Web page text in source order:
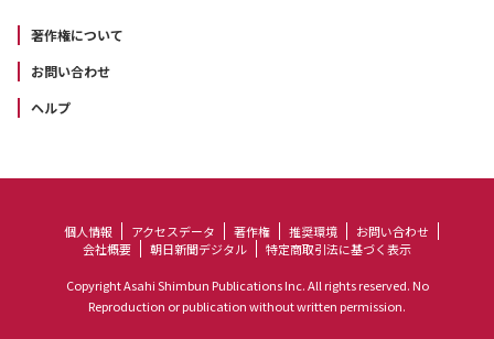
著作権について
お問い合わせ
ヘルプ
個人情報 アクセスデータ 著作権 推奨環境
お問い合わせ
会社概要
朝日新聞デジタル 特定商取引法に基づく表示
Copyright Asahi Shimbun Publications Inc. All rights reserved. No
Reproduction or publication without written permission.